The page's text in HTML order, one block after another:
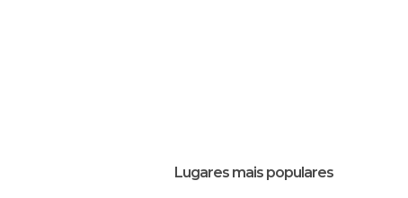
Lugares mais populares